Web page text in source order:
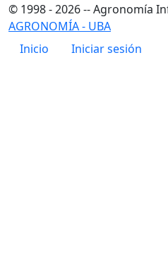
© 1998 - 2026 -- Agronomía
AGRONOMÍA - UBA
Menú de cuenta
Inicio Iniciar sesión